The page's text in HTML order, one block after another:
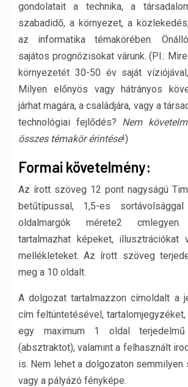
gondolatait a technika, a
szabadidő, a környezet, a
az informatika témakörében.
sajátos prognózisokat várunk. (Pl.:
környezetét 30-50 év saját
Milyen előnyös vagy hátrányos
járhat magára, a családjára, vagy a
technológiai fejlődés? Nem
összes témakör érintése!)
Formai követelmény:
Az írott szöveg 12 pont nagyságú
betűtípussal, 1,5-es
oldalmargók mérete2
tartalmazhat képeket, illusztrációkat
mellékleteket. Az írott szöveg
meg a 10 oldalt.
A dolgozat tartalmazzon címoldalt a
cím feltüntetésével,
egy maximum 1 oldal
(absztraktot), valamint a felhasznált
is. Nem lehet a dolgozaton semmilyen
vagy a pályázó fényképe.